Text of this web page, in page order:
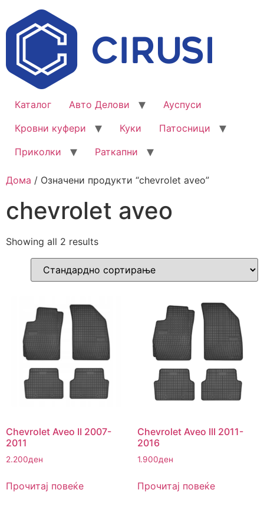
Каталог Авто Делови
Ауспуси
Кровни куфери
Куки
Патосници
Приколки
Раткапни
Дома / Означени продукти “chevrolet aveo”
chevrolet aveo
Showing all 2 results
Chevrolet Aveo II 2007-
2011
2.200ден
Прочитај повеќе
Chevrolet Aveo III 2011-
2016
1.900ден
Прочитај повеќе